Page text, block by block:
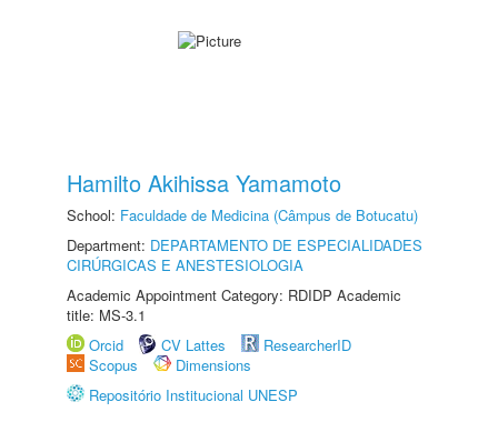
Hamilto Akihissa Yamamoto
School: Faculdade de Medicina (Câmpus de Botucatu)
Department: DEPARTAMENTO DE ESPECIALIDADES
CIRÚRGICAS E ANESTESIOLOGIA
Academic Appointment Category: RDIDP Academic
title: MS-3.1
Orcid
CV Lattes
ResearcherID
Scopus
Dimensions
Repositório Institucional UNESP